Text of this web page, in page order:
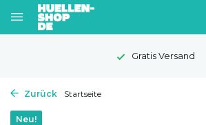
Gratis Versand
Zurück Startseite
Neu!